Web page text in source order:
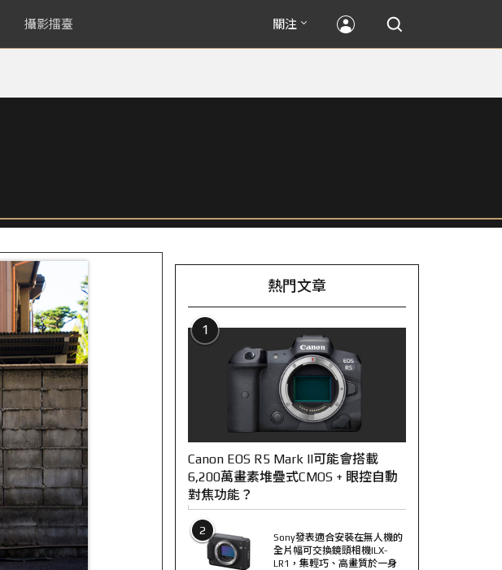
攝影擂臺 關注
熱門文章
1
Canon EOS R5 Mark II可能會搭載
6,200萬畫素堆疊式CMOS + 眼控自動
對焦功能？
2
Sony發表適合安裝在無人機的
全片幅可交換鏡頭相機ILX-
LR1，集輕巧、高畫質於一身